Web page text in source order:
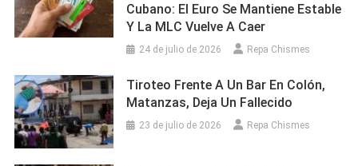
Cubano: El Euro Se Mantiene Estable
Y La MLC Vuelve A Caer
24 de julio de 2026 Repa Chismes
Tiroteo Frente A Un Bar En Colón,
Matanzas, Deja Un Fallecido
23 de julio de 2026 Repa Chismes